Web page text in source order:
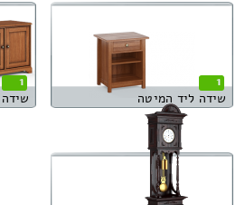
1
שידה ליד המיטה
1
שידה 4 דלתות